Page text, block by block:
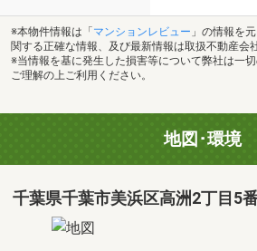
※本物件情報は「 マンションレビュー 」の情報を
関する正確な情報、及び最新情報は取扱不動産会
※当情報を基に発生した損害等について弊社は一
ご理解の上ご利用ください。
地図･環境
千葉県千葉市美浜区高洲2丁目5